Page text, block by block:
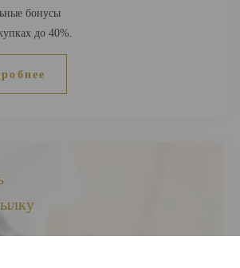
бонусы
до 40%.
о наших новинках, скидках и акциях